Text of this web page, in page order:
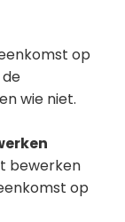
op
wie niet.
bewerken
op